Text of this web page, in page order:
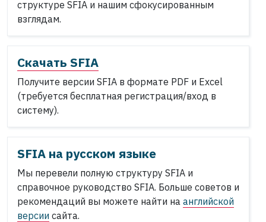
структуре SFIA и нашим сфокусированным
взглядам.
Скачать SFIA
Получите версии SFIA в формате PDF и Excel
(требуется бесплатная регистрация/вход в
систему).
SFIA на русском языке
Мы перевели полную структуру SFIA и
справочное руководство SFIA. Больше советов и
рекомендаций вы можете найти на английской
версии сайта.